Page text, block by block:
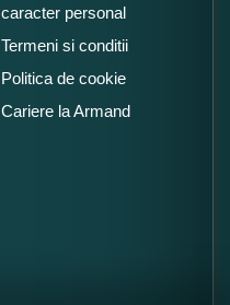
caracter personal
Termeni si conditii
Politica de cookie
Cariere la Armand